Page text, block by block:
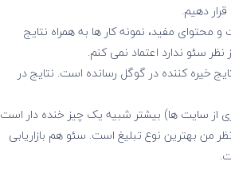
دهیم.
مفید، نمونه کار ها به همراه نتایج
سئو ندارد اعتماد نمی کنم.
خیره کننده در گوگل رسانده است. نتایج در
از سایت ها) بیشتر شبیه یک چیز خنده دار است
من بهترین نوع تبلیغ است. سئو هم بازاریابی